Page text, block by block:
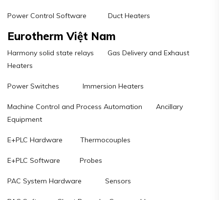
Power Control Software Duct Heaters
Eurotherm Việt Nam
Harmony solid state relays Gas Delivery and Exhaust
Heaters
Power Switches Immersion Heaters
Machine Control and Process Automation Ancillary
Equipment
E+PLC Hardware Thermocouples
E+PLC Software Probes
PAC System Hardware Sensors